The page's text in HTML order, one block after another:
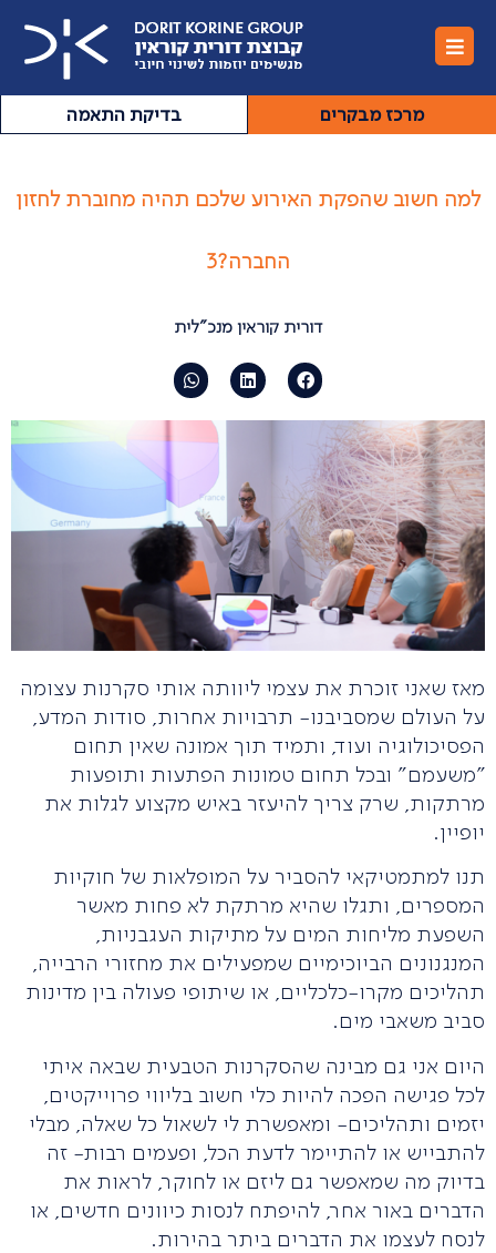
מרכז מבקרים בדיקת התאמה
למה חשוב שהפקת האירוע שלכם תהיה מחוברת לחזון
החברה?3
דורית קוראין מנכ”לית
מאז שאני זוכרת את עצמי ליוותה אותי סקרנות עצומה
על העולם שמסביבנו- תרבויות אחרות, סודות המדע,
הפסיכולוגיה ועוד, ותמיד תוך אמונה שאין תחום
"משעמם" ובכל תחום טמונות הפתעות ותופעות
מרתקות, שרק צריך להיעזר באיש מקצוע לגלות את
יופיין.
תנו למתמטיקאי להסביר על המופלאות של חוקיות
המספרים, ותגלו שהיא מרתקת לא פחות מאשר
השפעת מליחות המים על מתיקות העגבניות,
המנגנונים הביוכימיים שמפעילים את מחזורי הרבייה,
תהליכים מקרו-כלכליים, או שיתופי פעולה בין מדינות
סביב משאבי מים.
היום אני גם מבינה שהסקרנות הטבעית שבאה איתי
לכל פגישה הפכה להיות כלי חשוב בליווי פרוייקטים,
יזמים ותהליכים- ומאפשרת לי לשאול כל שאלה, מבלי
להתבייש או להתיימר לדעת הכל, ופעמים רבות- זה
בדיוק מה שמאפשר גם ליזם או לחוקר, לראות את
הדברים באור אחר, להיפתח לנסות כיוונים חדשים, או
לנסח לעצמו את הדברים ביתר בהירות.